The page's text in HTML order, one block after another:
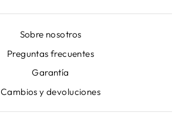
Sobre nosotros
Preguntas frecuentes
Garantía
Cambios y devoluciones